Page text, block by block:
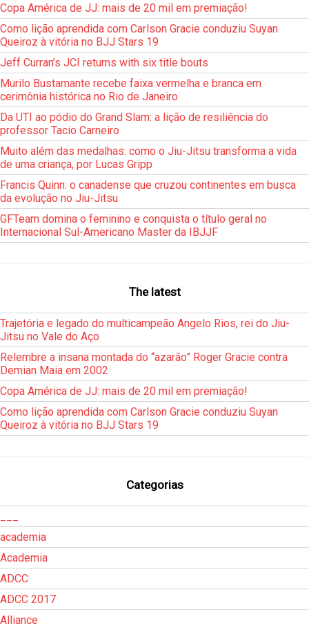
Copa América de JJ: mais de 20 mil em premiação!
Como lição aprendida com Carlson Gracie conduziu Suyan
Queiroz à vitória no BJJ Stars 19
Jeff Curran’s JCI returns with six title bouts
Murilo Bustamante recebe faixa vermelha e branca em
cerimônia histórica no Rio de Janeiro
Da UTI ao pódio do Grand Slam: a lição de resiliência do
professor Tacio Carneiro
Muito além das medalhas: como o Jiu-Jitsu transforma a vida
de uma criança, por Lucas Gripp
Francis Quinn: o canadense que cruzou continentes em busca
da evolução no Jiu-Jitsu
GFTeam domina o feminino e conquista o título geral no
Internacional Sul-Americano Master da IBJJF
The latest
Trajetória e legado do multicampeão Angelo Rios, rei do Jiu-
Jitsu no Vale do Aço
Relembre a insana montada do “azarão” Roger Gracie contra
Demian Maia em 2002
Copa América de JJ: mais de 20 mil em premiação!
Como lição aprendida com Carlson Gracie conduziu Suyan
Queiroz à vitória no BJJ Stars 19
Categorias
academia
Academia
ADCC
ADCC 2017
Alliance